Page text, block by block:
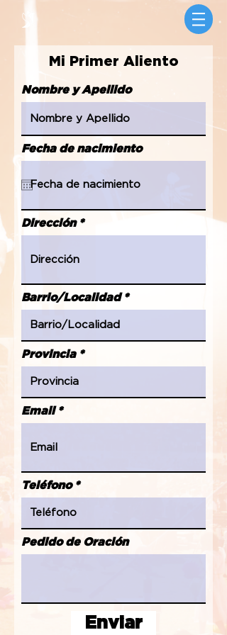
Mi Primer Aliento
Nombre y Apellido
Fecha de nacimiento
Dirección
Barrio/Localidad
Provincia
Email
Teléfono
Pedido de Oración
Enviar